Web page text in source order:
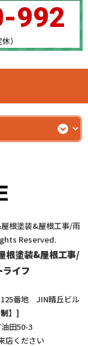
992
）
根塗装&屋根工事/雨
Reserved.
根塗装&屋根工事/
ライフ
番地 JIN晴丘ビル
】]
田50-3
店ください